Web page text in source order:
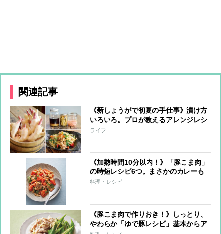
関連記事
《新しょうがで初夏の手仕事》漬け方
いろいろ。プロが教えるアレンジレシ
ピも必見！
ライフ
《加熱時間10分以内！》「豚こま肉」
の時短レシピ6つ。まさかのカレーも
煮込まずOK！
料理・レシピ
《豚こま肉で作りおき！》しっとり、
やわらか「ゆで豚レシピ」基本からア